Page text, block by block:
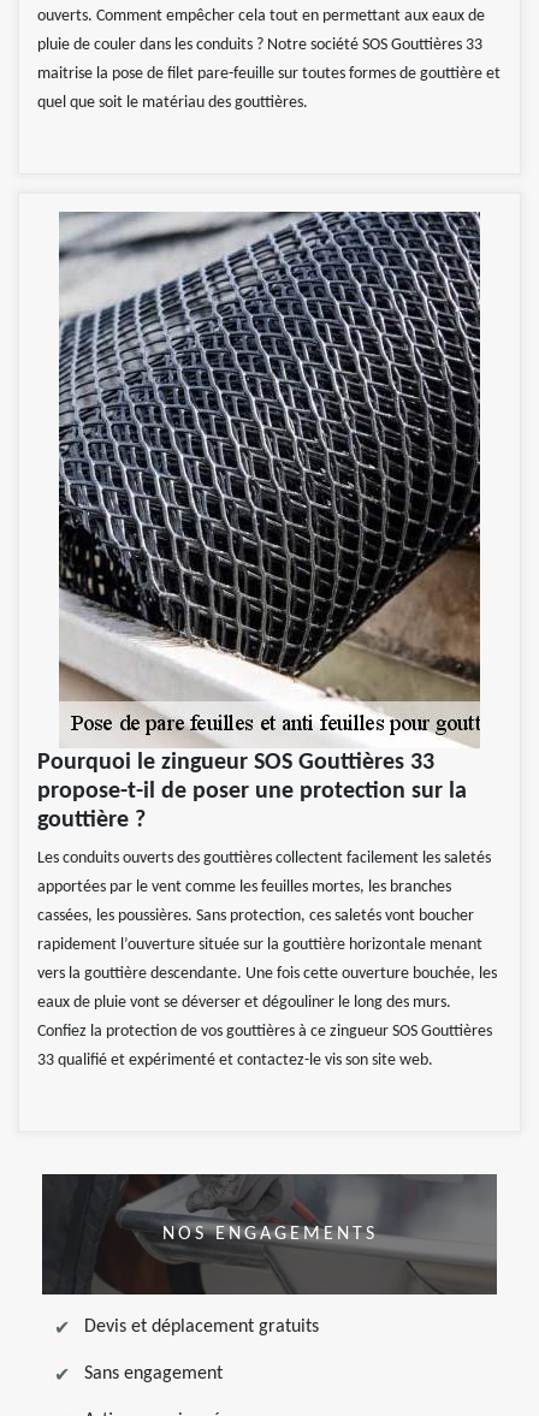
ouverts. Comment empêcher cela tout en permettant aux eaux de
pluie de couler dans les conduits ? Notre société SOS Gouttières 33
maitrise la pose de filet pare-feuille sur toutes formes de gouttière et
quel que soit le matériau des gouttières.
Pourquoi le zingueur SOS Gouttières 33
propose-t-il de poser une protection sur la
gouttière ?
Les conduits ouverts des gouttières collectent facilement les saletés
apportées par le vent comme les feuilles mortes, les branches
cassées, les poussières. Sans protection, ces saletés vont boucher
rapidement l’ouverture située sur la gouttière horizontale menant
vers la gouttière descendante. Une fois cette ouverture bouchée, les
eaux de pluie vont se déverser et dégouliner le long des murs.
Confiez la protection de vos gouttières à ce zingueur SOS Gouttières
33 qualifié et expérimenté et contactez-le vis son site web.
NOS ENGAGEMENTS
Devis et déplacement gratuits
Sans engagement